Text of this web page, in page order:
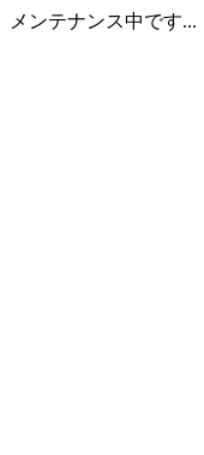
メンテナンス中です...